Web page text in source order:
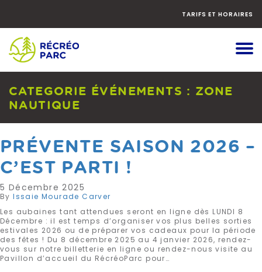
vers
bas
TARIFS ET HORAIRES
CATEGORIE ÉVÉNEMENTS : ZONE
NAUTIQUE
PRÉVENTE SAISON 2026 –
C’EST PARTI !
5 Décembre 2025
ByIssaie Mourade Carver
Les aubaines tant attendues seront en ligne dès LUNDI 8
Décembre : il est temps d’organiser vos plus belles sorties
estivales 2026 ou de préparer vos cadeaux pour la période
des fêtes ! Du 8 décembre 2025 au 4 janvier 2026, rendez-
vous sur notre billetterie en ligne ou rendez-nous visite au
Pavillon d’accueil du RécréoParc pour…